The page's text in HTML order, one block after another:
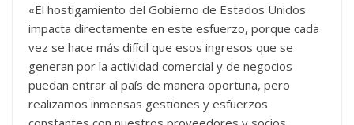
«El hostigamiento del Gobierno de Estados Unidos
impacta directamente en este esfuerzo, porque cada
vez se hace más difícil que esos ingresos que se
generan por la actividad comercial y de negocios
puedan entrar al país de manera oportuna, pero
realizamos inmensas gestiones y esfuerzos